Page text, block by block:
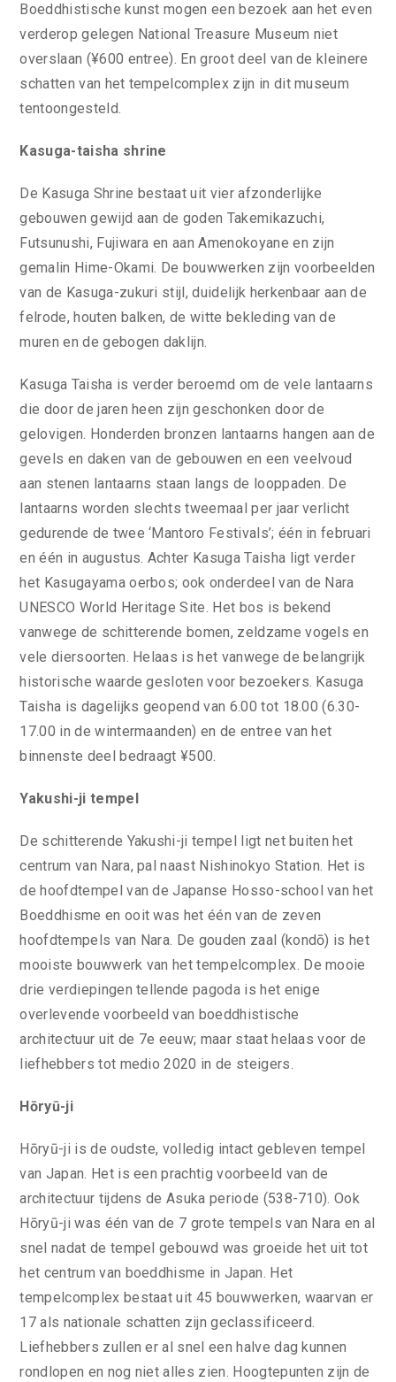
Boeddhistische kunst mogen een bezoek aan het even
verderop gelegen National Treasure Museum niet
overslaan (¥600 entree). En groot deel van de kleinere
schatten van het tempelcomplex zijn in dit museum
tentoongesteld.
Kasuga-taisha shrine
De Kasuga Shrine bestaat uit vier afzonderlijke
gebouwen gewijd aan de goden Takemikazuchi,
Futsunushi, Fujiwara en aan Amenokoyane en zijn
gemalin Hime-Okami. De bouwwerken zijn voorbeelden
van de Kasuga-zukuri stijl, duidelijk herkenbaar aan de
felrode, houten balken, de witte bekleding van de
muren en de gebogen daklijn.
Kasuga Taisha is verder beroemd om de vele lantaarns
die door de jaren heen zijn geschonken door de
gelovigen. Honderden bronzen lantaarns hangen aan de
gevels en daken van de gebouwen en een veelvoud
aan stenen lantaarns staan langs de looppaden. De
lantaarns worden slechts tweemaal per jaar verlicht
gedurende de twee ‘Mantoro Festivals’; één in februari
en één in augustus. Achter Kasuga Taisha ligt verder
het Kasugayama oerbos; ook onderdeel van de Nara
UNESCO World Heritage Site. Het bos is bekend
vanwege de schitterende bomen, zeldzame vogels en
vele diersoorten. Helaas is het vanwege de belangrijk
historische waarde gesloten voor bezoekers. Kasuga
Taisha is dagelijks geopend van 6.00 tot 18.00 (6.30-
17.00 in de wintermaanden) en de entree van het
binnenste deel bedraagt ¥500.
Yakushi-ji tempel
De schitterende Yakushi-ji tempel ligt net buiten het
centrum van Nara, pal naast Nishinokyo Station. Het is
de hoofdtempel van de Japanse Hosso-school van het
Boeddhisme en ooit was het één van de zeven
hoofdtempels van Nara. De gouden zaal (kondō) is het
mooiste bouwwerk van het tempelcomplex. De mooie
drie verdiepingen tellende pagoda is het enige
overlevende voorbeeld van boeddhistische
architectuur uit de 7e eeuw; maar staat helaas voor de
liefhebbers tot medio 2020 in de steigers.
Hōryū-ji
Hōryū-ji is de oudste, volledig intact gebleven tempel
van Japan. Het is een prachtig voorbeeld van de
architectuur tijdens de Asuka periode (538-710). Ook
Hōryū-ji was één van de 7 grote tempels van Nara en al
snel nadat de tempel gebouwd was groeide het uit tot
het centrum van boeddhisme in Japan. Het
tempelcomplex bestaat uit 45 bouwwerken, waarvan er
17 als nationale schatten zijn geclassificeerd.
Liefhebbers zullen er al snel een halve dag kunnen
rondlopen en nog niet alles zien. Hoogtepunten zijn de